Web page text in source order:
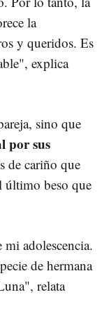
la
y queridos. Es
explica
sino que
por sus
de cariño que
último beso que
adolescencia.
de hermana
relata